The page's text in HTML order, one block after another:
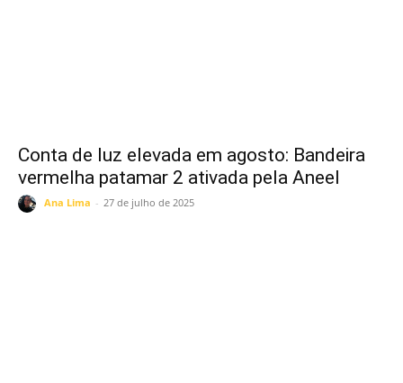
Conta de luz elevada em agosto: Bandeira
vermelha patamar 2 ativada pela Aneel
Ana Lima - 27 de julho de 2025